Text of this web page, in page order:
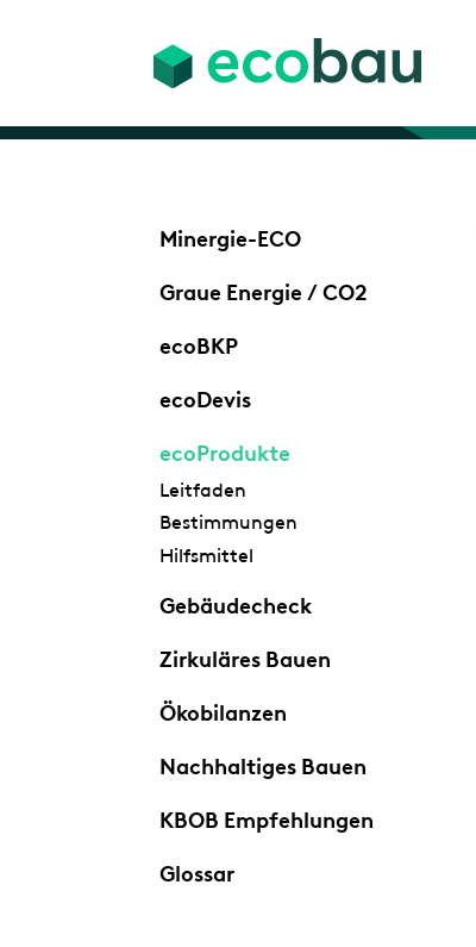
Minergie-ECO
Graue Energie / CO2
ecoBKP
ecoDevis
ecoProdukte
Leitfaden
Bestimmungen
Hilfsmittel
Gebäudecheck
Zirkuläres Bauen
Ökobilanzen
Nachhaltiges Bauen
KBOB Empfehlungen
Glossar